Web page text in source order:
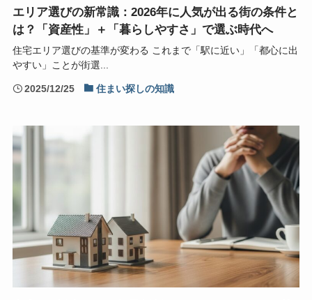
エリア選びの新常識：2026年に人気が出る街の条件と
は？「資産性」＋「暮らしやすさ」で選ぶ時代へ
住宅エリア選びの基準が変わる これまで「駅に近い」「都心に出
やすい」ことが街選...
2025/12/25 住まい探しの知識